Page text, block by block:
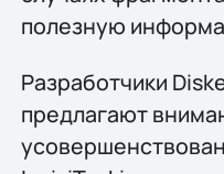
полезную
Разработчики
предлагают